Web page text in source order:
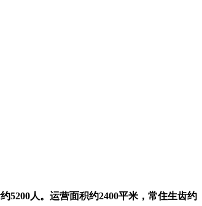
人。运营面积约2400平米，常住生齿约